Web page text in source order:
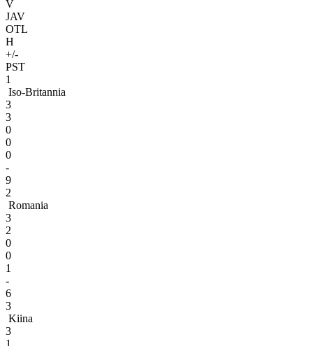
V
JAV
OTL
H
+/-
PST
1
Iso-Britannia
3
3
0
0
0
-
9
2
Romania
3
2
0
0
1
-
6
3
Kiina
3
1